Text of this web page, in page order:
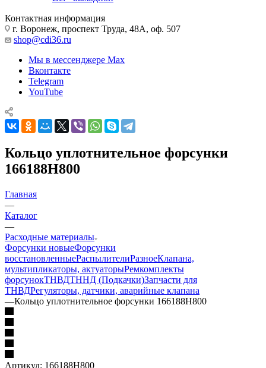
Контактная информация
г. Воронеж, проспект Труда, 48А, оф. 507
shop@cdi36.ru
Мы в мессенджере Max
Вконтакте
Telegram
YouTube
Кольцо уплотнительное форсунки
166188H800
Главная
—
Каталог
—
Расходные материалы
Форсунки новыеФорсунки
восстановленныеРаспылителиРазноеКлапана,
мультипликаторы, актуаторыРемкомплекты
форсунокТНВДТННД (Подкачки)Запчасти для
ТНВДРегуляторы, датчики, аварийные клапана
—Кольцо уплотнительное форсунки 166188H800
Артикул: 166188H800